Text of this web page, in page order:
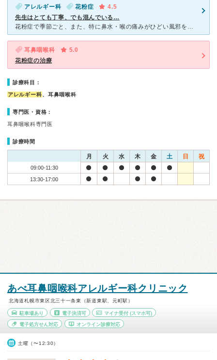
アレルギー科 花粉症
4.5
先生はとても丁寧、でも混んでいる…
花粉症で季節ごと、また、特に鼻水・喉の痛みがひどい風邪をひいた時に受診しています。 とにかく先生の診察が丁寧で、話をじっくり聞いてくれます。しかし、その分待ち時間は長めになります。特に風邪、イン
耳鼻咽喉科
5.0
花粉症の治療
診療科目：
アレルギー科、耳鼻咽喉科
専門医・資格：
耳鼻咽喉科専門医
診療時間
月 火 水 木 金 土 日 祝
09:00-11:30
13:30-17:00
あべ耳鼻咽喉科アレルギー科クリニック
北海道札幌市東区北三十一条東（新道東駅、元町駅）
駐車場あり 電子決済可 マイナ受付 (スマホ可)
電子処方せん対応 オンライン診療対応
土曜（〜12:30）